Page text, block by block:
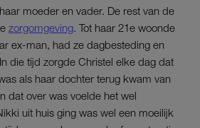
moeder en vader. De rest van de
zorgomgeving . Tot haar 21e woonde
ex-man, had ze dagbesteding en
die tijd zorgde Christel elke dag dat
als haar dochter terug kwam van
dat over was voelde het wel
uit huis ging was wel een moeilijk